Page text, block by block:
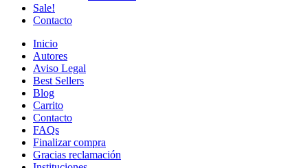
Sale!
Contacto
Inicio
Autores
Aviso Legal
Best Sellers
Blog
Carrito
Contacto
FAQs
Finalizar compra
Gracias reclamación